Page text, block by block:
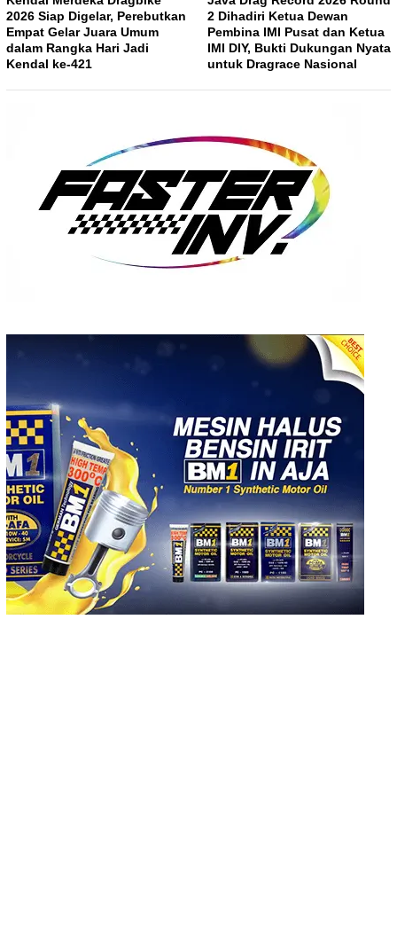
2026 Siap Digelar, Perebutkan
Empat Gelar Juara Umum
dalam Rangka Hari Jadi
Kendal ke-421
2 Dihadiri Ketua Dewan
Pembina IMI Pusat dan Ketua
IMI DIY, Bukti Dukungan Nyata
untuk Dragrace Nasional